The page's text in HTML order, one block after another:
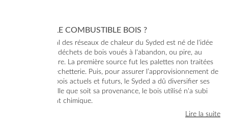
D’OÙ VIENT LE COMBUSTIBLE BOIS ?
Le concept initial des réseaux de chaleur du Syded est né de l'idée
de valoriser des déchets de bois voués à l'abandon, ou pire, au
brûlage à l'air libre. La première source fut les palettes non traitées
apportées en déchetterie. Puis, pour assurer l’approvisionnement de
ses réseaux au bois actuels et futurs, le Syded a dû diversifier ses
ressources. Quelle que soit sa provenance, le bois utilisé n'a subi
aucun traitement chimique.
Lire la suite